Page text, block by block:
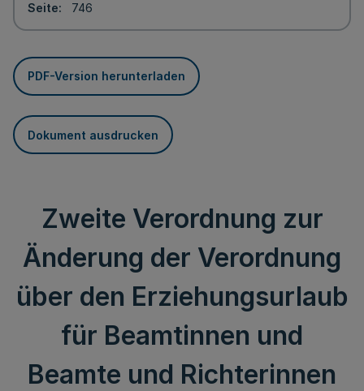
Seite
746
PDF-Version herunterladen
Dokument ausdrucken
Zweite Verordnung zur
Änderung der Verordnung
über den Erziehungsurlaub
für Beamtinnen und
Beamte und Richterinnen